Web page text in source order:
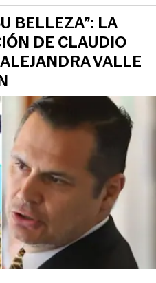
BELLEZA”: LA
DE CLAUDIO
VALLE